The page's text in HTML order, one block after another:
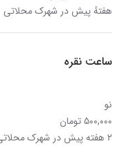
هفتهٔ پیش در شهرک محلاتی
ساعت نقره
نو
۵۰۰,۰۰۰ تومان
۲ هفته پیش در شهرک محلاتی